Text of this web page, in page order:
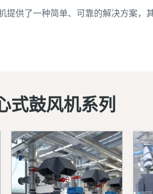
提供了一种简单、可靠的解决方案，
式鼓风机系列